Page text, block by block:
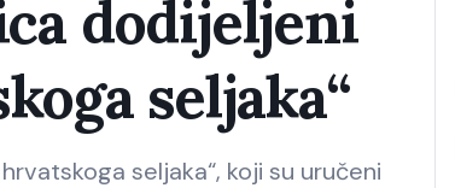
dodijeljeni
seljaka“
seljaka“, koji su uručeni